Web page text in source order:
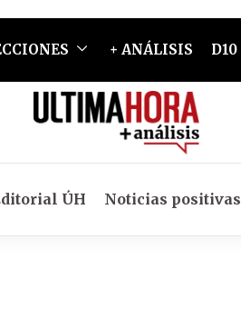
+ ANÁLISIS D10
ÚH Noticias positivas